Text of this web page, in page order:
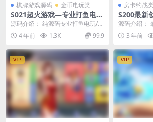
棋牌游戏源码 金币电玩类
S021超火游戏—专业打鱼电
玩/2D捕鱼Cocos2dx开发源代
码非组件/附带视频教程
源码介绍： 纯源码专业打鱼电玩/2
D捕鱼Cocos2dx开发源代码非组件/
附带详...
4 年前 1.3K 99.9
房卡约战类
S200最新
翻三皮/带
源码介绍：
娱/翻三皮/带
皮 牛牛 跑得
3 年前
VIP VIP